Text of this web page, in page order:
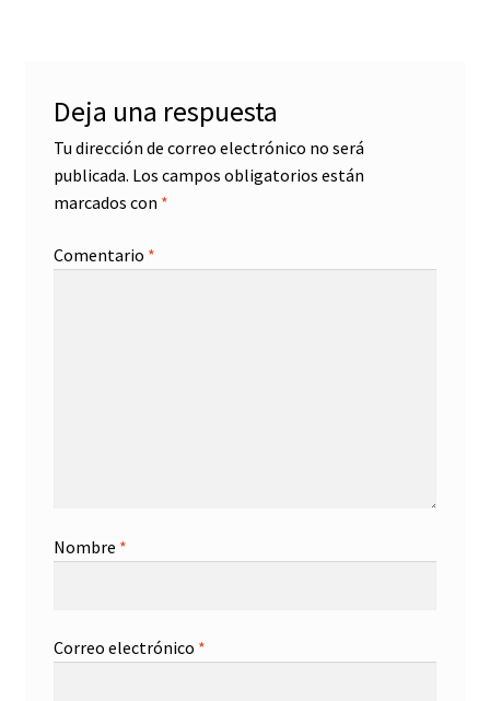
Deja una respuesta
Tu dirección de correo electrónico no será
publicada. Los campos obligatorios están
marcados con *
Comentario *
Nombre *
Correo electrónico *